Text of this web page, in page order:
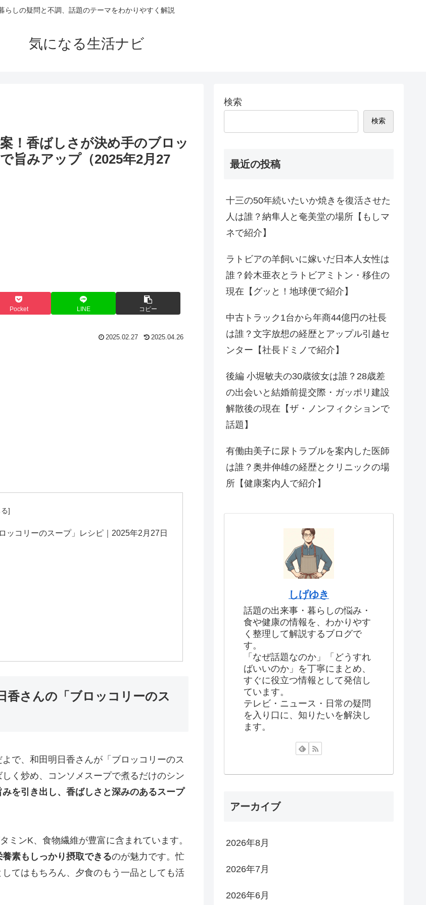
らしの疑問と不調、話題のテーマをわかりやすく解説
気になる生活ナビ
！香ばしさが決め手のブロッ
旨みアップ（2025年2月27
Pocket LINE コピー
2025.02.27 2025.04.26
ッコリーのスープ」レシピ｜2025年2月27日
香さんの「ブロッコリーのス
で、和田明日香さんが「ブロッコリーのス
く炒め、コンソメスープで煮るだけのシン
を引き出し、香ばしさと深みのあるスープ
ミンK、食物繊維が豊富に含まれています。
素もしっかり摂取できるのが魅力です。忙
てはもちろん、夕食のもう一品としても活
検索
検索
最近の投稿
十三の50年続いたいか焼きを復活させた
人は誰？納隼人と奄美堂の場所【もしマ
ネで紹介】
ラトビアの羊飼いに嫁いだ日本人女性は
誰？鈴木亜衣とラトビアミトン・移住の
現在【グッと！地球便で紹介】
中古トラック1台から年商44億円の社長
は誰？文字放想の経歴とアップル引越セ
ンター【社長ドミノで紹介】
後編 小堀敏夫の30歳彼女は誰？28歳差
の出会いと結婚前提交際・ガッポリ建設
解散後の現在【ザ・ノンフィクションで
話題】
有働由美子に尿トラブルを案内した医師
は誰？奥井伸雄の経歴とクリニックの場
所【健康案内人で紹介】
しげゆき
話題の出来事・暮らしの悩み・
食や健康の情報を、わかりやす
く整理して解説するブログで
す。
「なぜ話題なのか」「どうすれ
ばいいのか」を丁寧にまとめ、
すぐに役立つ情報として発信し
ています。
テレビ・ニュース・日常の疑問
を入り口に、知りたいを解決し
ます。
アーカイブ
2026年8月
2026年7月
2026年6月